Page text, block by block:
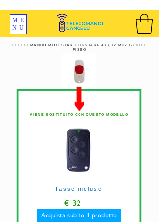
ME
NU
TELECOMANDO MOTOSTAR CLIKSTAR4 433,92 MHZ CODICE
FISSO
VIENE SOSTITUITO CON QUESTO MODELLO
€ 32
Acquista subito il prodotto
Tasse incluse